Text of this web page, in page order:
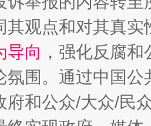
生素超标问题” 法
其观点和对其真实
导向 ，强化反腐
氛围。通过中国
府和公众/大众/民